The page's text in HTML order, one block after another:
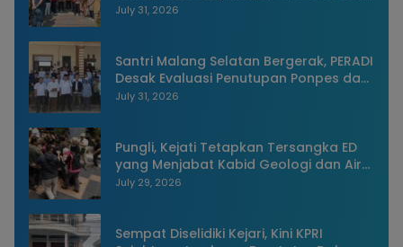
Kota Malang
July 31, 2026
Santri Malang Selatan Bergerak, PERADI
Desak Evaluasi Penutupan Ponpes dan
Penangkapan Pengasuh
July 31, 2026
Pungli, Kejati Tetapkan Tersangka ED
yang Menjabat Kabid Geologi dan Air
Tanah Dinas ESDM Jatim
July 29, 2026
Sempat Diselidiki Kejari, Kini KPRI